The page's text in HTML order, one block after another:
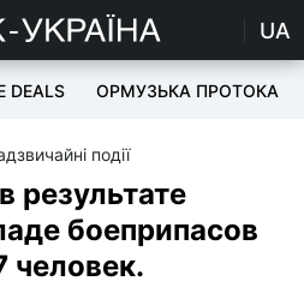
UA
DEALS ОРМУЗЬКА ПРОТОКА
події
результате
боеприпасов
человек.